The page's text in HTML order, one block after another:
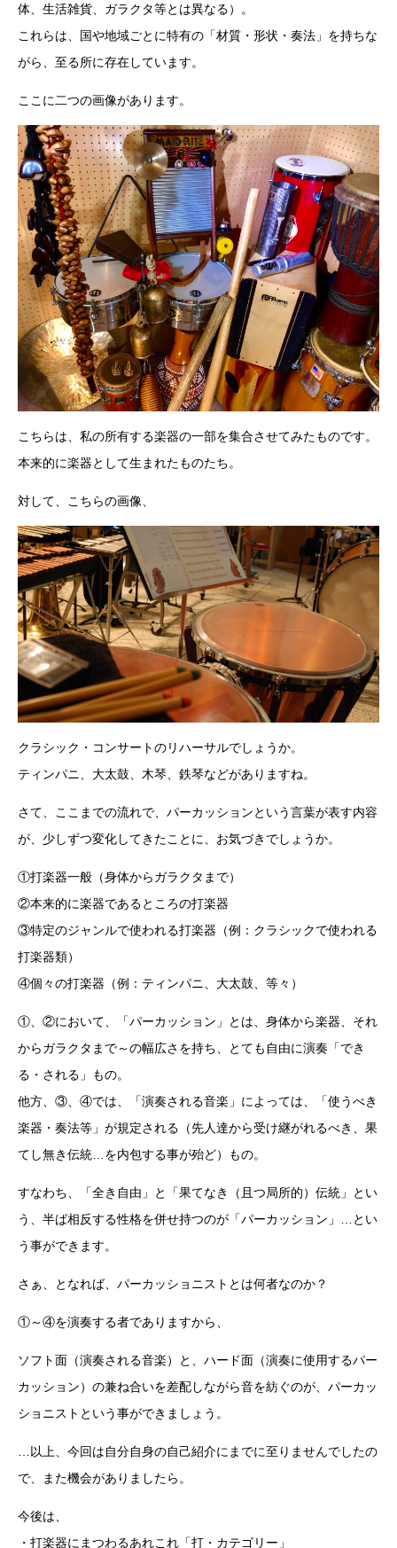
体、生活雑貨、ガラクタ等とは異なる）。
これらは、国や地域ごとに特有の「材質・形状・奏法」を持ちな
がら、至る所に存在しています。
ここに二つの画像があります。
こちらは、私の所有する楽器の一部を集合させてみたものです。
本来的に楽器として生まれたものたち。
対して、こちらの画像、
クラシック・コンサートのリハーサルでしょうか。
ティンパニ、大太鼓、木琴、鉄琴などがありますね。
さて、ここまでの流れで、パーカッションという言葉が表す内容
が、少しずつ変化してきたことに、お気づきでしょうか。
①打楽器一般（身体からガラクタまで）
②本来的に楽器であるところの打楽器
③特定のジャンルで使われる打楽器（例：クラシックで使われる
打楽器類）
④個々の打楽器（例：ティンパニ、大太鼓、等々）
①、②において、「パーカッション」とは、身体から楽器、それ
からガラクタまで～の幅広さを持ち、とても自由に演奏「でき
る・される」もの。
他方、③、④では、「演奏される音楽」によっては、「使うべき
楽器・奏法等」が規定される（先人達から受け継がれるべき、果
てし無き伝統…を内包する事が殆ど）もの。
すなわち、「全き自由」と「果てなき（且つ局所的）伝統」とい
う、半ば相反する性格を併せ持つのが「パーカッション」…とい
う事ができます。
さぁ、となれば、パーカッショニストとは何者なのか？
①～④を演奏する者でありますから、
ソフト面（演奏される音楽）と、ハード面（演奏に使用するパー
カッション）の兼ね合いを差配しながら音を紡ぐのが、パーカッ
ショニストという事ができましょう。
…以上、今回は自分自身の自己紹介にまでに至りませんでしたの
で、また機会がありましたら。
今後は、
・打楽器にまつわるあれこれ「打・カテゴリー」